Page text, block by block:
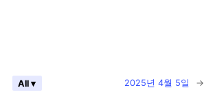
2025년 4월 5일 →
All ▾